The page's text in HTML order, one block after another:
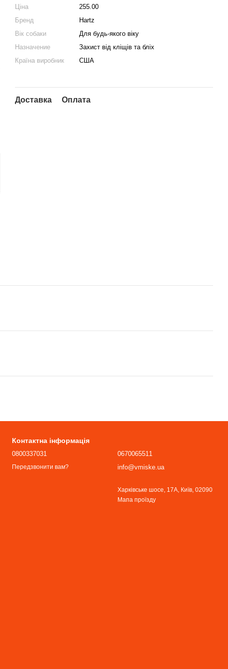
Ціна
255.00
Бренд
Hartz
Вік собаки
Для будь-якого віку
Назначение
Захист від кліщів та бліх
Країна виробник
США
Доставка Оплата
Контактна інформація
0800337031
Передзвонити вам?
0670065511
info@vmiske.ua
Харківське шосе, 17А, Київ, 02090
Мапа проїзду